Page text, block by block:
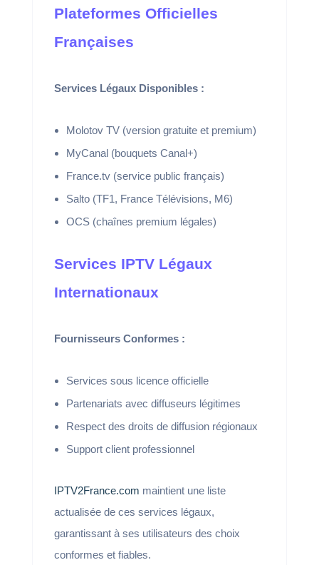
Plateformes Officielles
Françaises
Services Légaux Disponibles :
Molotov TV (version gratuite et premium)
MyCanal (bouquets Canal+)
France.tv (service public français)
Salto (TF1, France Télévisions, M6)
OCS (chaînes premium légales)
Services IPTV Légaux
Internationaux
Fournisseurs Conformes :
Services sous licence officielle
Partenariats avec diffuseurs légitimes
Respect des droits de diffusion régionaux
Support client professionnel
IPTV2France.com maintient une liste
actualisée de ces services légaux,
garantissant à ses utilisateurs des choix
conformes et fiables.